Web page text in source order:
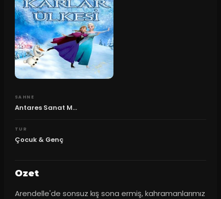
SAHNE
Antares Sanat M...
TUR
Çocuk & Genç
Ozet
Arendelle'de sonsuz kış sona ermiş, kahramanlarımız